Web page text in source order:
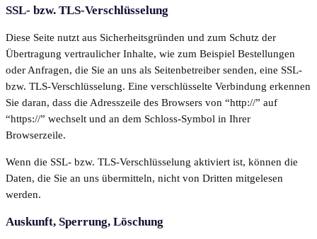
SSL- bzw. TLS-Verschlüsselung
Diese Seite nutzt aus Sicherheitsgründen und zum Schutz der
Übertragung vertraulicher Inhalte, wie zum Beispiel Bestellungen
oder Anfragen, die Sie an uns als Seitenbetreiber senden, eine SSL-
bzw. TLS-Verschlüsselung. Eine verschlüsselte Verbindung erkennen
Sie daran, dass die Adresszeile des Browsers von “http://” auf
“https://” wechselt und an dem Schloss-Symbol in Ihrer
Browserzeile.
Wenn die SSL- bzw. TLS-Verschlüsselung aktiviert ist, können die
Daten, die Sie an uns übermitteln, nicht von Dritten mitgelesen
werden.
Auskunft, Sperrung, Löschung